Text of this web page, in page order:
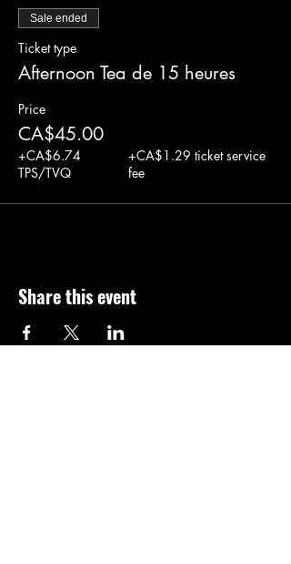
Sale ended
Ticket type
Afternoon Tea de 15 heures
Price
CA$45.00
+CA$6.74
TPS/TVQ
+CA$1.29 ticket service
fee
Share this event